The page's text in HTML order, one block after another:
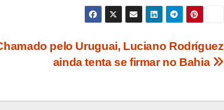
pelo Uruguai, Luciano Rodríguez
ainda tenta se firmar no Bahia